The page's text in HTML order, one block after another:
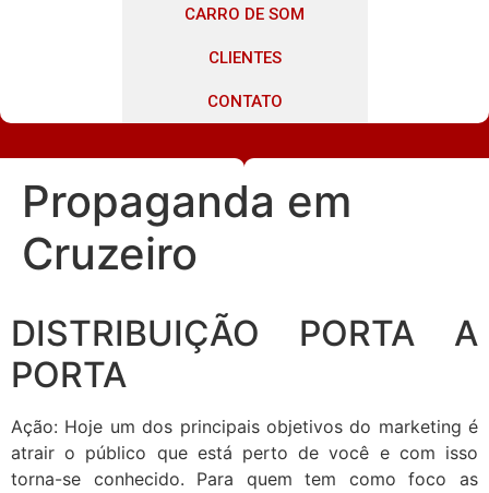
CARRO DE SOM
CLIENTES
CONTATO
Propaganda em
Cruzeiro
DISTRIBUIÇÃO PORTA A
PORTA
Ação: Hoje um dos principais objetivos do marketing é
atrair o público que está perto de você e com isso
torna-se conhecido. Para quem tem como foco as